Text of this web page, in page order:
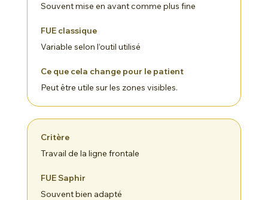
Souvent mise en avant comme plus fine
Variable selon l’outil utilisé
Peut être utile sur les zones visibles.
Travail de la ligne frontale
Souvent bien adapté